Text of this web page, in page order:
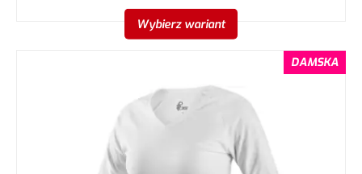
Wybierz wariant
DAMSKA